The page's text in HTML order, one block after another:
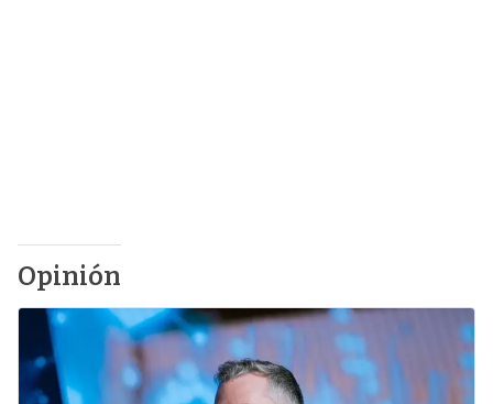
Opinión